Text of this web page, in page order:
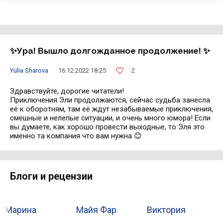
✨Ура! Вышло долгожданное продолжение! ✨
Yulia Sharova 16.12.2022 18:25 2
Здравствуйте, дорогие читатели!
Приключения Эли продолжаются, сейчас судьба занесла
её к оборотням, там её ждут незабываемые приключения,
смешные и нелепые ситуации, и очень много юмора! Если
вы думаете, как хорошо провести выходные, то Эля это
именно та компания что вам нужна 😊
Блоги и рецензии
Марина
Майя Фар
Виктория